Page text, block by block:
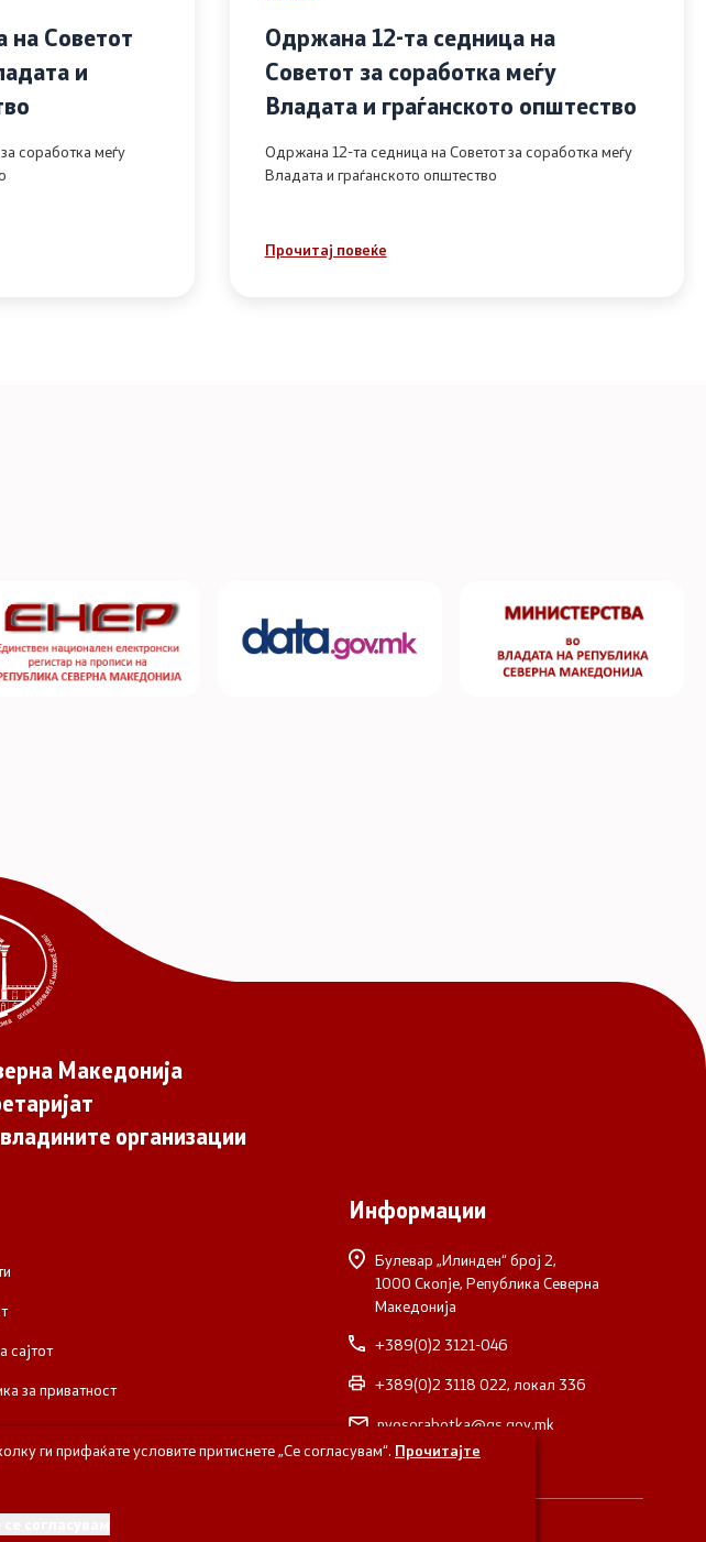
на Советот
и
соработка меѓу
Одржана 12-та седница на
Советот за соработка меѓу
Владата и граѓанското општество
Одржана 12-та седница на Советот за соработка меѓу
Владата и граѓанското општество
Прочитај повеќе
Македонија
организации
сајтот
за приватност
Информации
Булевар „Илинден“ број 2,
1000 Скопје, Република Северна
Македонија
+389(0)2 3121-046
+389(0)2 3118 022, локал 336
nvosorabotka@gs.gov.mk
- Влада на Република Северна Македонија
ги прифаќате условите притиснете „Се согласувам“. Прочитајте